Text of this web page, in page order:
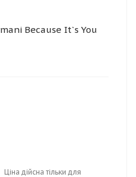
Because It`s You
Ціна дійсна тільки для